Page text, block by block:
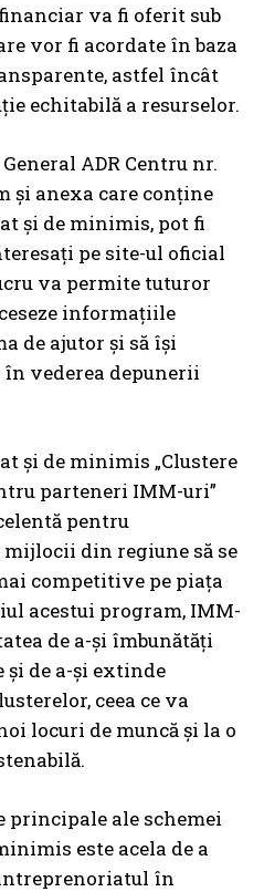
va fi oferit sub
vor fi acordate în baza
astfel încât
echitabilă a resurselor.
ADR Centru nr.
și anexa care conține
și de minimis, pot fi
pe site-ul oficial
va permite tuturor
informațiile
de ajutor și să își
în vederea depunerii
și de minimis „Clustere
parteneri IMM-uri”
pentru
din regiune să se
competitive pe piața
acestui program, IMM-
de a-și îmbunătăți
de a-și extinde
ceea ce va
locuri de muncă și la o
ale schemei
este acela de a
în